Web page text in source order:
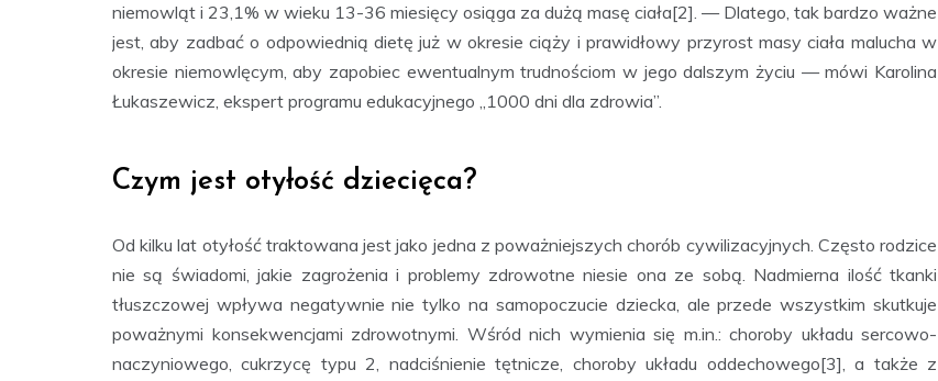
niemowląt i 23,1% w wieku 13-36 miesięcy osiąga za dużą masę ciała[2]. — Dlatego, tak bardzo ważne
jest, aby zadbać o odpowiednią dietę już w okresie ciąży i prawidłowy przyrost masy ciała malucha w
okresie niemowlęcym, aby zapobiec ewentualnym trudnościom w jego dalszym życiu — mówi Karolina
Łukaszewicz, ekspert programu edukacyjnego „1000 dni dla zdrowia”.
Czym jest otyłość dziecięca?
Od kilku lat otyłość traktowana jest jako jedna z poważniejszych chorób cywilizacyjnych. Często rodzice
nie są świadomi, jakie zagrożenia i problemy zdrowotne niesie ona ze sobą. Nadmierna ilość tkanki
tłuszczowej wpływa negatywnie nie tylko na samopoczucie dziecka, ale przede wszystkim skutkuje
poważnymi konsekwencjami zdrowotnymi. Wśród nich wymienia się m.in.: choroby układu sercowo-
naczyniowego, cukrzycę typu 2, nadciśnienie tętnicze, choroby układu oddechowego[3], a także z